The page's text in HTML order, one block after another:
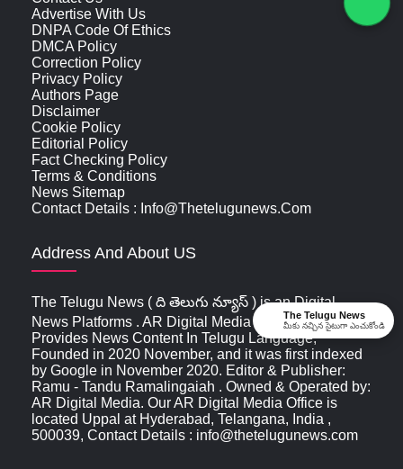
Advertise With Us
DNPA Code Of Ethics
DMCA Policy
Correction Policy
Privacy Policy
Authors Page
Disclaimer
Cookie Policy
Editorial Policy
Fact Checking Policy
Terms & Conditions
News Sitemap
Contact Details : Info@thetelugunews.com
Address And About US
The Telugu News ( ది తెలుగు న్యూస్‌ ) is an Digital
News Platforms . AR Digital Media Organization
Provides News Content In Telugu Language,
Founded in 2020 November, and it was first indexed
by Google in November 2020. Editor & Publisher:
Ramu - Tandu Ramalingaiah . Owned & Operated by:
AR Digital Media. Our AR Digital Media Office is
located Uppal at Hyderabad, Telangana, India ,
500039, Contact Details : info@thetelugunews.com
The Telugu News
మీకు నచ్చిన సైటుగా ఎంచుకోండి